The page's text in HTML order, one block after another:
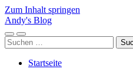
Zum Inhalt springen
Andy's Blog
Mobile-
Menü
Suchfeld
ein-/ausblenden
Suchen
nach:
Startseite